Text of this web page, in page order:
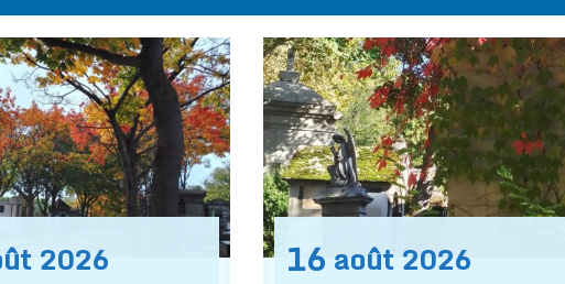
2026 16 août 2026